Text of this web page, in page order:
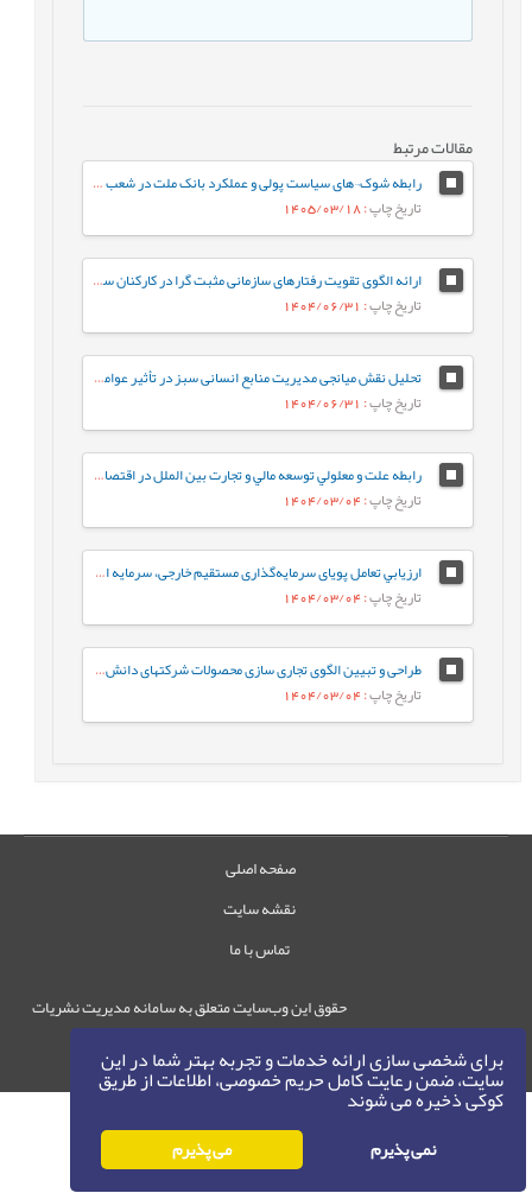
برای شخصی سازی ارائه خدمات و تجربه بهتر شما در این
سایت، ضمن رعایت کامل حریم خصوصی، اطلاعات از طریق
کوکی ذخیره می شوند
نمی پذیرم می پذیرم
مقالات مرتبط
رابطه شوک¬های سیاست پولی و عملکرد بانک ملت در شعب منتخب آذربایجان‏شرقی
تاریخ چاپ: 1405/03/18
ارائه‌ الگوی تقویت رفتارهای سازمانی مثبت گرا در کارکنان سازمان های دولتی
تاریخ چاپ: 1404/06/31
تحلیل نقش میانجی مدیریت منابع انسانی سبز در تأثیر عوامل سازمانی بر توسعه پایدار
تاریخ چاپ: 1404/06/31
رابطه علت و معلولي توسعه مالي و تجارت بين‌ الملل در اقتصاد ایران با استفاده از رويكرد مارکوف سوییچینگ
تاریخ چاپ: 1404/03/04
ارزيابي تعامل پویای سرمایه‌گذاری مستقیم خارجی، سرمایه انسانی و همگرایی درآمد‌
تاریخ چاپ: 1404/03/04
طراحی و تبیین الگوی تجاری سازی محصولات شرکتهای دانش‌بنیان مستقر در پارک علم و فناوری و مراکز رشد استان آذربایجان غربی
تاریخ چاپ: 1404/03/04
صفحه اصلی
نقشه سایت
تماس با ما
حقوق این وب‌سایت متعلق به سامانه مدیریت نشریات
رایمگ است.
حق نشر ©
1405-1396